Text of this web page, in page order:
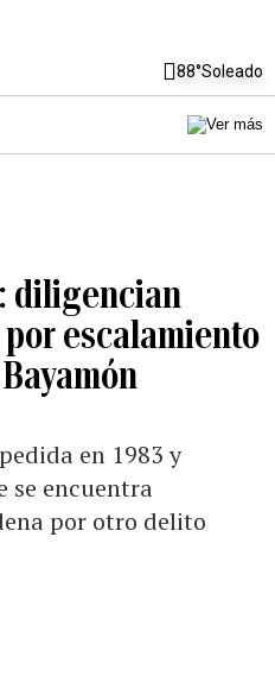
88°Soleado
diligencian
escalamiento
en 1983 y
se encuentra
por otro delito